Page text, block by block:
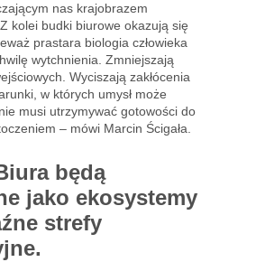
nas krajobrazem
kolei budki biurowe okazują się
prastara biologia człowieka
wytchnienia. Zmniejszają
Wyciszają zakłócenia
w których umysł może
musi utrzymywać gotowości do
– mówi Marcin Ścigała.
będą
jako ekosystemy
strefy